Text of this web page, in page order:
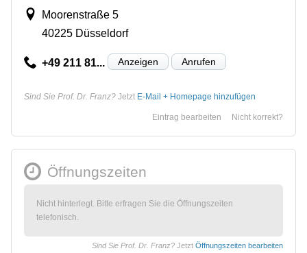
Moorenstraße 5
40225 Düsseldorf
+49 211 81... Anzeigen Anrufen
Sind Sie Prof. Dr. Franz? Jetzt E-Mail + Homepage hinzufügen
Nicht korrekt?
Eintrag bearbeiten
Öffnungszeiten
Nicht hinterlegt. Bitte erfragen Sie die Öffnungszeiten
telefonisch.
Sind Sie Prof. Dr. Franz? Jetzt Öffnungszeiten bearbeiten